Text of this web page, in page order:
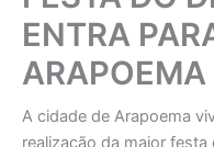
ENTRA
ARAPOEMA
A cidade de Arapoema